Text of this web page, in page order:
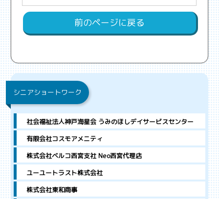
前のページに戻る
シニアショートワーク
社会福祉法人神戸海星会 うみのほしデイサービスセンター
有限会社コスモアメニティ
株式会社ベルコ西宮支社 Neo西宮代理店
ユーユートラスト株式会社
株式会社東和商事